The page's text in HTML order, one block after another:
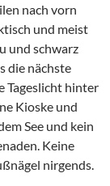
nach vorn
und meist
und schwarz
die nächste
Tageslicht hinter
Kioske und
See und kein
Keine
nirgends.